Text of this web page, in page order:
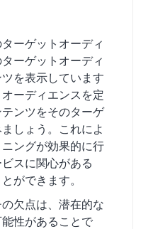
ーゲットオーディ
ーゲットオーディ
を表示しています
ーディエンスを定
ンツをそのターゲ
しょう。これによ
ングが効果的に行
スに関心がある
ができます。
欠点は、潜在的な
性があることで